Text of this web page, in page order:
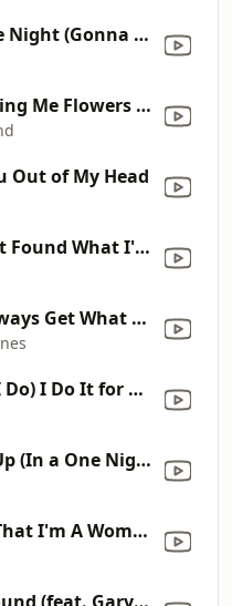
Tonight's the Night (Gonna Be Alright) [Live Leicester, England, 12/4/76]
You Don't Bring Me Flowers (with Neil Diamond)
Out of My Head
I Still Haven't Found What I'm Looking For
You Can't Always Get What You Want (Remastered 2019)
(Everything I Do) I Do It for You
I'm Caught Up (In a One Night Love Affair)
I'm So Glad That I'm A Woman
Running Around (feat. Gary B. Poole) [12 Mix]